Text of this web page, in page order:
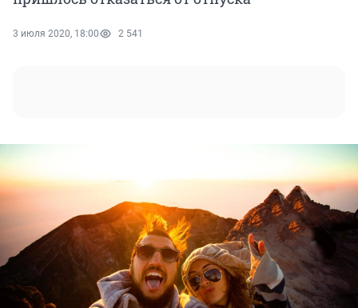
3 июля 2020, 18:00 2 541